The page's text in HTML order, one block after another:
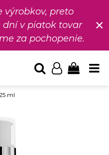
výrobkov, preto
dní v piatok tovar
za pochopenie.
×
ml